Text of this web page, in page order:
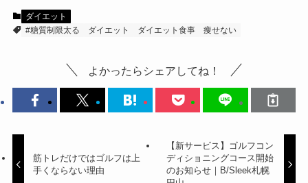
ダイエット
#糖質制限太る
ダイエット ダイエット食事 痩せない
よかったらシェアしてね！
筋トレだけではゴルフは上
手くならない理由
【新サービス】ゴルフコン
ディショニングコース開始
のお知らせ｜B/Sleek札幌